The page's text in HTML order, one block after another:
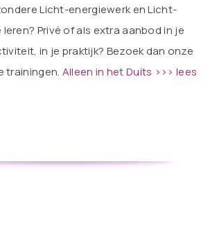
Licht-energiewerk en Licht-
Privé of als extra aanbod in je
in je praktijk? Bezoek dan onze
trainingen. Alleen in het Duits >>> lees